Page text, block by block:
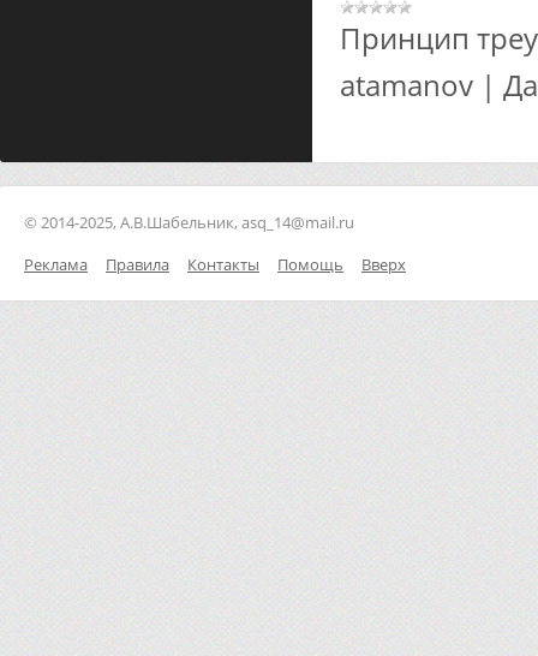
Принцип
atamanov |
© 2014-2025, А.В.Шабельник, asq_14@mail.ru
Реклама
Правила Контакты Помощь Вверх